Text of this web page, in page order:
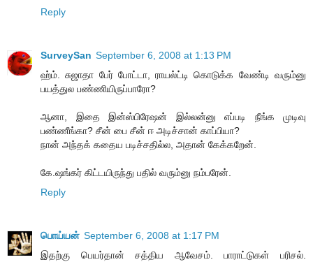
Reply
SurveySan September 6, 2008 at 1:13 PM
ஹ்ம். சுஜாதா பேர் போட்டா, ராயல்ட்டி கொடுக்க வேண்டி வரும்னு
பயத்துல பண்ணியிருப்பாரோ?
ஆனா, இதை இன்ஸ்பிரேஷன் இல்லன்னு எப்படி நீங்க முடிவு
பண்ணீங்கா? சீன் பை சீன் ஈ அடிச்சான் காப்பியா?
நான் அந்தக் கதைய படிச்சதில்ல, அதான் கேக்கறேன்.
கே.ஷங்கர் கிட்டயிருந்து பதில் வரும்னு நம்பரேன்.
Reply
பொய்யன் September 6, 2008 at 1:17 PM
இதற்கு பெயர்தான் சத்திய ஆவேசம். பாராட்டுகள் பரிசல்.